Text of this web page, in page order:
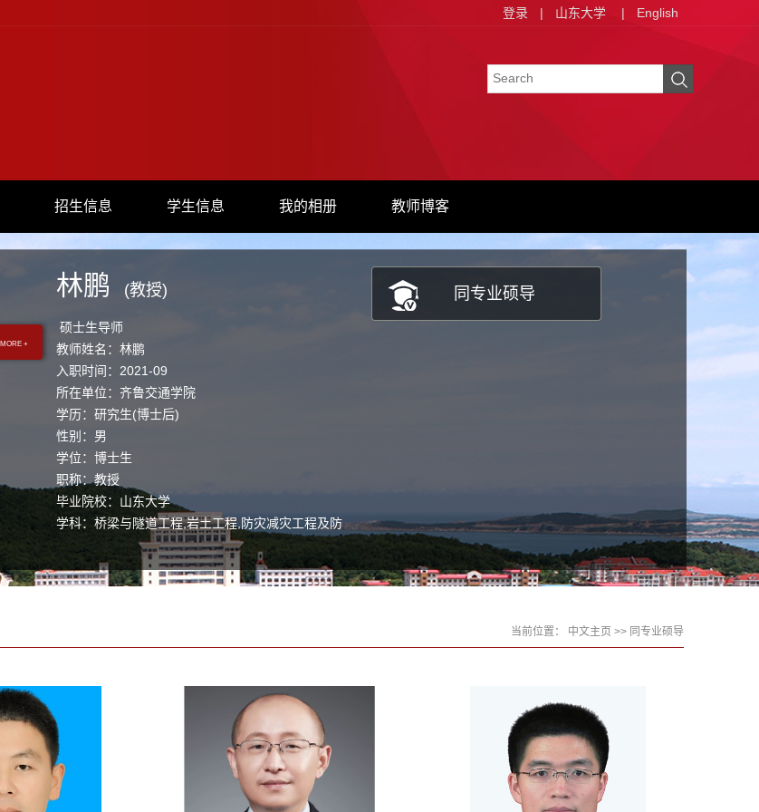
登录 | 山东大学 | English
招生信息 学生信息 我的相册 教师博客
MORE +
林鹏 (教授)
硕士生导师
教师姓名：林鹏
入职时间：2021-09
所在单位：齐鲁交通学院
学历：研究生(博士后)
性别：男
学位：博士生
职称：教授
毕业院校：山东大学
学科：桥梁与隧道工程,岩土工程,防灾减灾工程及防
同专业硕导
当前位置： 中文主页 >> 同专业硕导